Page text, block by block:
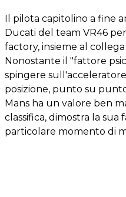
Il pilota capitolino a fine
Ducati del team VR46
factory, insieme al
Nonostante il "fattore
spingere
posizione, punto su
Mans ha un valore ben
classifica, dimostra la sua
particolare momento di